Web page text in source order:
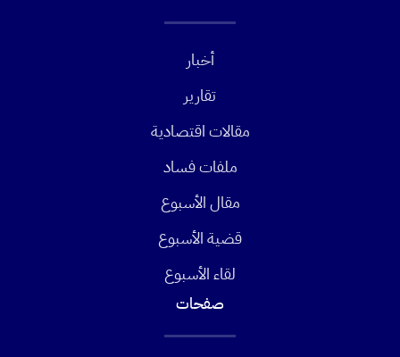
أخبار
تقارير
مقالات اقتصادية
ملفات فساد
مقال الأسبوع
قضية الأسبوع
لقاء الأسبوع
صفحات